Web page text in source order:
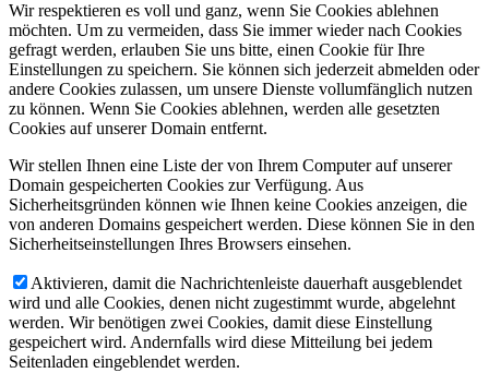
Wir respektieren es voll und ganz, wenn Sie Cookies ablehnen
möchten. Um zu vermeiden, dass Sie immer wieder nach Cookies
gefragt werden, erlauben Sie uns bitte, einen Cookie für Ihre
Einstellungen zu speichern. Sie können sich jederzeit abmelden oder
andere Cookies zulassen, um unsere Dienste vollumfänglich nutzen
zu können. Wenn Sie Cookies ablehnen, werden alle gesetzten
Cookies auf unserer Domain entfernt.
Wir stellen Ihnen eine Liste der von Ihrem Computer auf unserer
Domain gespeicherten Cookies zur Verfügung. Aus
Sicherheitsgründen können wie Ihnen keine Cookies anzeigen, die
von anderen Domains gespeichert werden. Diese können Sie in den
Sicherheitseinstellungen Ihres Browsers einsehen.
Aktivieren, damit die Nachrichtenleiste dauerhaft ausgeblendet
wird und alle Cookies, denen nicht zugestimmt wurde, abgelehnt
werden. Wir benötigen zwei Cookies, damit diese Einstellung
gespeichert wird. Andernfalls wird diese Mitteilung bei jedem
Seitenladen eingeblendet werden.